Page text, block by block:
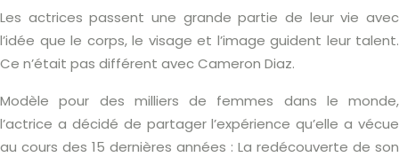
Les actrices passent une grande partie de leur vie avec
l’idée que le corps, le visage et l’image guident leur talent.
Ce n’était pas différent avec Cameron Diaz.
Modèle pour des milliers de femmes dans le monde,
l’actrice a décidé de partager l’expérience qu’elle a vécue
au cours des 15 dernières années : La redécouverte de son